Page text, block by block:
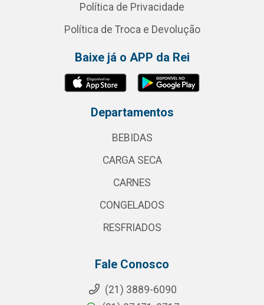
Política de Privacidade
Política de Troca e Devolução
Baixe já o APP da Rei
Departamentos
BEBIDAS
CARGA SECA
CARNES
CONGELADOS
RESFRIADOS
Fale Conosco
(21) 3889-6090